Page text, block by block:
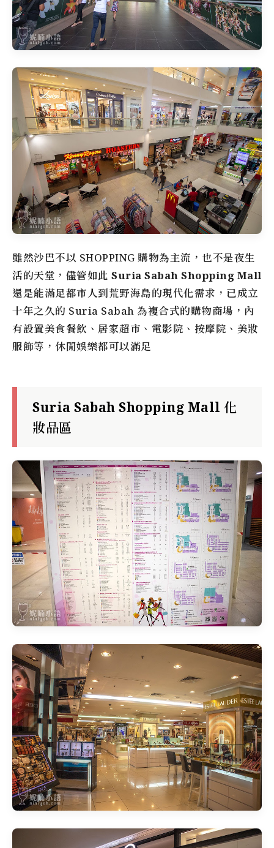
雖然沙巴不以 SHOPPING 購物為主流，也不是夜生
活的天堂，儘管如此 Suria Sabah Shopping Mall
還是能滿足都市人到荒野海島的現代化需求，已成立
十年之久的 Suria Sabah 為複合式的購物商場，內
有設置美食餐飲、居家超市、電影院、按摩院、美妝
服飾等，休閒娛樂都可以滿足
Suria Sabah Shopping Mall 化
妝品區